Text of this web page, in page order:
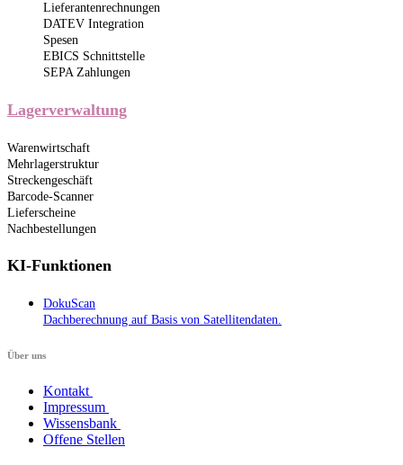
Lieferantenrechnungen
DATEV Integration
Spesen
EBICS Schnittstelle
SEPA Zahlungen
Lagerverwaltung
Warenwirtschaft
Mehrlagerstruktur
Streckengeschäft
Barcode-Scanner
Lieferscheine
Nachbestellungen
KI-Funktionen
DokuScan
Dachberechnung auf Basis von Satellitendaten.
Über uns​​
Kontakt
Impressum
Wissensbank
Offene Stellen